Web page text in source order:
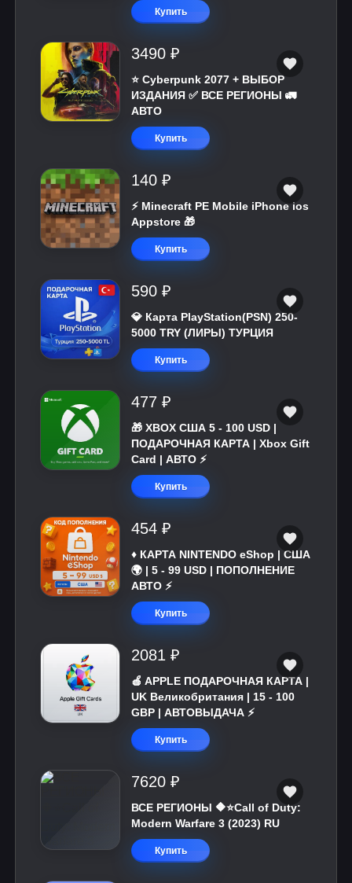
Купить
3490 ₽
⭐ Cyberpunk 2077 + ВЫБОР
ИЗДАНИЯ ✅ ВСЕ РЕГИОНЫ 🚛
АВТО
Купить
140 ₽
⚡️ Minecraft PE Mobile iPhone ios
Appstore 🎁
Купить
590 ₽
💎 Карта PlayStation(PSN) 250-
5000 TRY (ЛИРЫ) ТУРЦИЯ
Купить
477 ₽
🎁 XBOX США 5 - 100 USD |
ПОДАРОЧНАЯ КАРТА | Xbox Gift
Card | АВТО ⚡
Купить
454 ₽
♦️ КАРТА NINTENDO eShop | США
🌍 | 5 - 99 USD | ПОПОЛНЕНИЕ
АВТО ⚡
Купить
2081 ₽
🍎 APPLE ПОДАРОЧНАЯ КАРТА |
UK Великобритания | 15 - 100
GBP | АВТОВЫДАЧА ⚡️
Купить
7620 ₽
ВСЕ РЕГИОНЫ 🔶⭐Call of Duty:
Modern Warfare 3 (2023) RU
Купить